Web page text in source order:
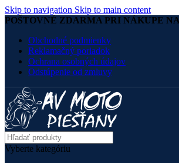
Skip to navigation Skip to main content
POŠTOVNÉ ZDARMA PRI NÁKUPE
Obchodné podmienky
Reklamačný poriadok
Ochrana osobných údajov
Odstúpenie od zmluvy
Vyberte kategóriu